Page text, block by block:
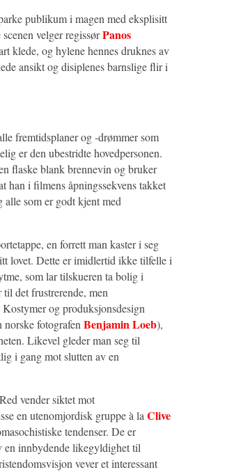
publikum i magen med eksplisitt
velger regissørPanos
klede, og hylene hennes druknes av
ansikt og disiplenes barnslige flir i
fremtidsplaner og -drømmer som
er den ubestridte hovedpersonen.
flaske blank brennevin og bruker
han i filmens åpningssekvens takket
som er godt kjent med
en forrett man kaster i seg
lovet. Dette er imidlertid ikke tilfelle i
som lar tilskueren ta bolig i
det frustrerende, men
og produksjonsdesign
fotografen Benjamin Loeb),
Likevel gleder man seg til
i gang mot slutten av en
vender siktet mot
en utenomjordisk gruppe à la Clive
tendenser. De er
en innbydende likegyldighet til
vever et interessant